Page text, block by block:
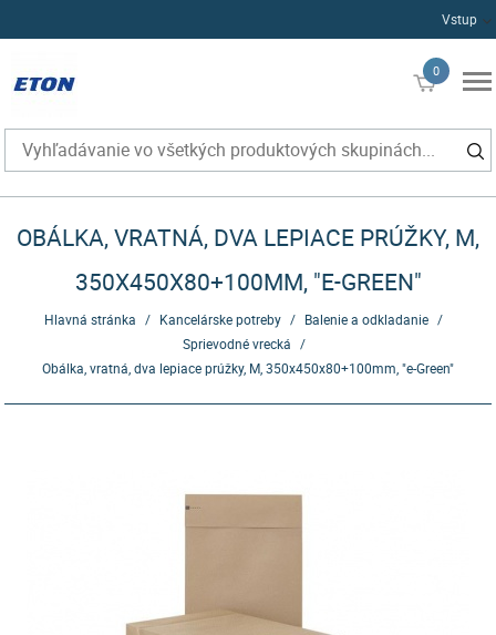
Vstup
0
€0
OBÁLKA, VRATNÁ, DVA LEPIACE PRÚŽKY, M,
350X450X80+100MM, "E-GREEN"
Hlavná stránka / Kancelárske potreby / Balenie a odkladanie /
Sprievodné vrecká /
Obálka, vratná, dva lepiace prúžky, M, 350x450x80+100mm, "e-Green"